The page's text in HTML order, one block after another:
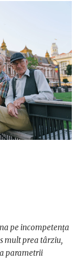
pe incompetența
mult prea târziu,
parametrii